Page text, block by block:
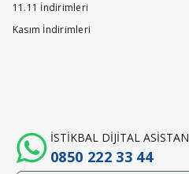
11.11 İndirimleri
Kasım İndirimleri
İSTİKBAL DİJİTAL ASİSTAN
0850 222 33 44